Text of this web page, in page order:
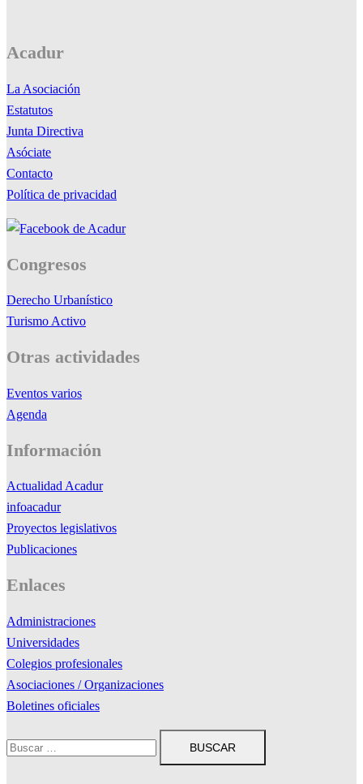
Acadur
La Asociación
Estatutos
Junta Directiva
Asóciate
Contacto
Política de privacidad
Congresos
Derecho Urbanístico
Turismo Activo
Otras actividades
Eventos varios
Agenda
Información
Actualidad Acadur
infoacadur
Proyectos legislativos
Publicaciones
Enlaces
Administraciones
Universidades
Colegios profesionales
Asociaciones / Organizaciones
Boletines oficiales
Buscar: